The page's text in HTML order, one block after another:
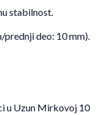
stabilnost.
prednji deo: 10 mm).
u Uzun Mirkovoj 10